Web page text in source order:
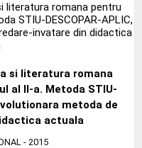
si literatura romana
al II-a. Metoda STIU-
metoda de
actuala
- 2015